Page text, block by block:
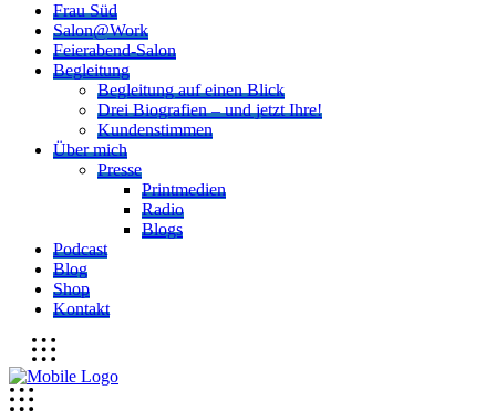
Frau Süd
Salon@Work
Feierabend-Salon
Begleitung
Begleitung auf einen Blick
Drei Biografien – und jetzt Ihre!
Kundenstimmen
Über mich
Presse
Printmedien
Radio
Blogs
Podcast
Blog
Shop
Kontakt